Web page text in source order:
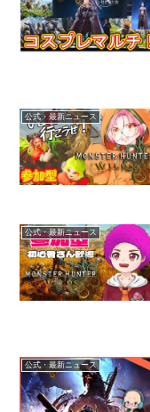
公式・最新ニュース
公式・最新ニュース
公式・最新ニュース